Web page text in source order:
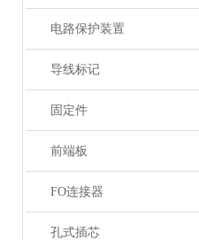
电路保护装置
导线标记
固定件
前端板
FO连接器
孔式插芯